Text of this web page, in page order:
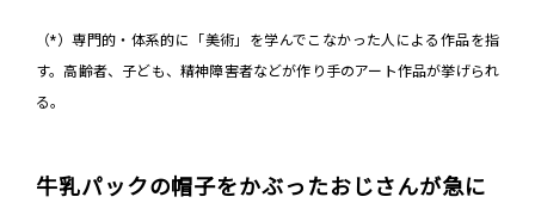
（*）専門的・体系的に「美術」を学んでこなかった人による作品を指
す。高齢者、子ども、精神障害者などが作り手のアート作品が挙げられ
る。
牛乳パックの帽子をかぶったおじさんが急に